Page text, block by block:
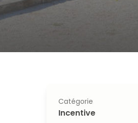
Catégorie
Incentive